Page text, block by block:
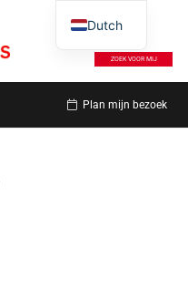
ZOEK VOOR MIJ
Plan mijn bezoek
Dutch